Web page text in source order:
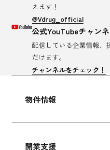
えます！
@Vdrug_official
公式YouTubeチャン
配信している企業情報、
だけます。
チャンネルをチェック！
物件情報
開業支援